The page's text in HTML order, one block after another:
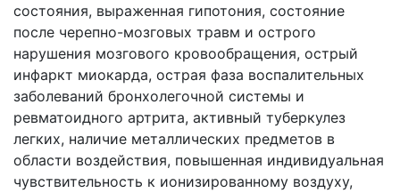
состояния, выраженная гипотония, состояние
после черепно-мозговых травм и острого
нарушения мозгового кровообращения, острый
инфаркт миокарда, острая фаза воспалительных
заболеваний бронхолегочной системы и
ревматоидного артрита, активный туберкулез
легких, наличие металлических предметов в
области воздействия, повышенная индивидуальная
чувствительность к ионизированному воздуху,